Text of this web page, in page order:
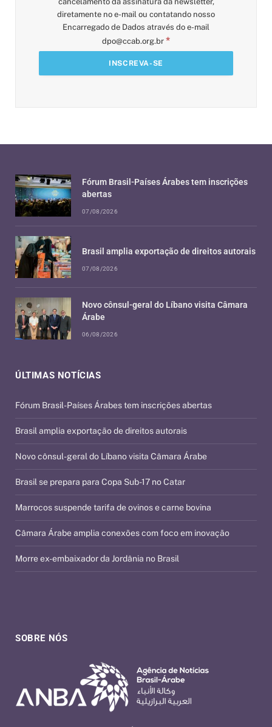
diretamente no e-mail ou contatando nosso
Encarregado de Dados através do e-mail
dpo@ccab.org.br *
SOBRE NÓS
ÚLTIMAS NOTÍCIAS
Fórum Brasil-Países Árabes tem inscrições abertas
Brasil amplia exportação de direitos autorais
Novo cônsul-geral do Líbano visita Câmara Árabe
Brasil se prepara para Copa Sub-17 no Catar
Marrocos suspende tarifa de ovinos e carne bovina
Câmara Árabe amplia conexões com foco em inovação
Morre ex-embaixador da Jordânia no Brasil
Fórum Brasil-Países Árabes tem inscrições
abertas
07/08/2026
Brasil amplia exportação de direitos autorais
07/08/2026
Novo cônsul-geral do Líbano visita Câmara
Árabe
06/08/2026